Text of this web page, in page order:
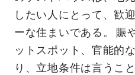
したい人にとって、歓
ーな住まいである。 賑
ットスポット、官能的
り、立地条件は言うこ